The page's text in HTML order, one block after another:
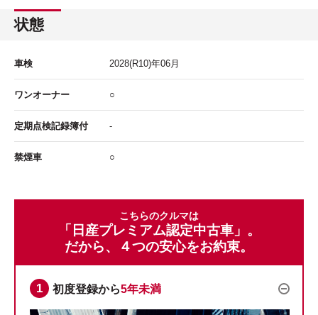
状態
車検 2028(R10)年06 月
ワンオーナー ○
定期点検記録簿付 -
禁煙車 ○
こちらのクルマは
「日産プレミアム認定中古車」。
だから、４つの安心をお約束。
初度登録から5年未満